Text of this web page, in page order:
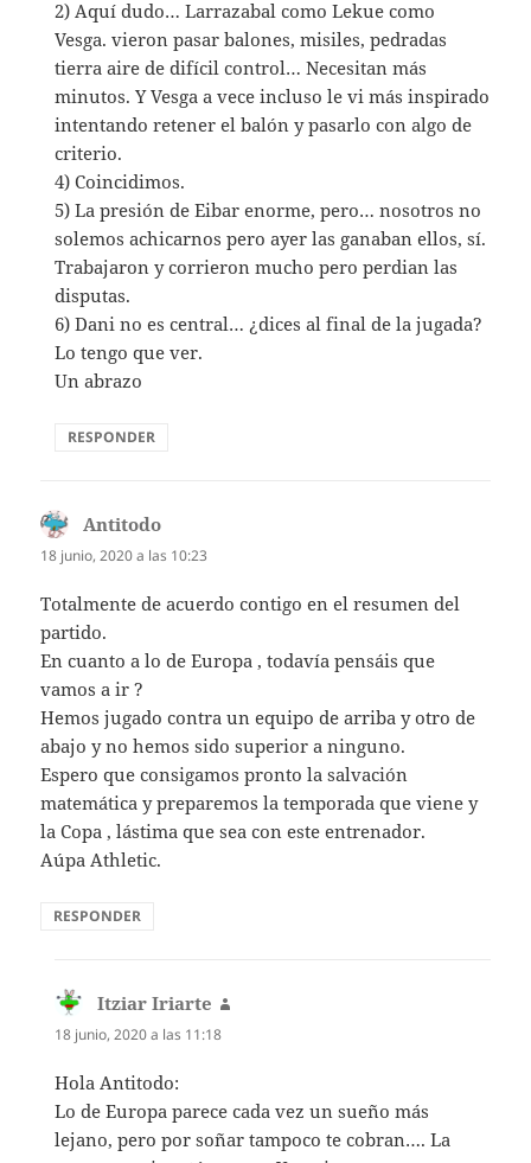
2) Aquí dudo… Larrazabal como Lekue como
Vesga. vieron pasar balones, misiles, pedradas
tierra aire de difícil control… Necesitan más
minutos. Y Vesga a vece incluso le vi más inspirado
intentando retener el balón y pasarlo con algo de
criterio.
4) Coincidimos.
5) La presión de Eibar enorme, pero… nosotros no
solemos achicarnos pero ayer las ganaban ellos, sí.
Trabajaron y corrieron mucho pero perdian las
disputas.
6) Dani no es central… ¿dices al final de la jugada?
Lo tengo que ver.
Un abrazo
RESPONDER
Antitodo
18 junio, 2020 a las 10:23
Totalmente de acuerdo contigo en el resumen del
partido.
En cuanto a lo de Europa , todavía pensáis que
vamos a ir ?
Hemos jugado contra un equipo de arriba y otro de
abajo y no hemos sido superior a ninguno.
Espero que consigamos pronto la salvación
matemática y preparemos la temporada que viene y
la Copa , lástima que sea con este entrenador.
Aúpa Athletic.
RESPONDER
Itziar Iriarte
18 junio, 2020 a las 11:18
Hola Antitodo:
Lo de Europa parece cada vez un sueño más
lejano, pero por soñar tampoco te cobran…. La